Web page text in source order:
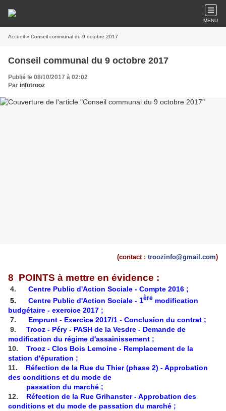
MENU
Accueil » Conseil communal du 9 octobre 2017
Conseil communal du 9 octobre 2017
Publié le 08/10/2017 à 02:02
Par infotrooz
(contact : troozinfo@gmail.com)
8 POINTS à mettre en évidence :
4. Centre Public d'Action Sociale - Compte 2016 ;
5.
Centre Public d'Action Sociale - 1ère modification
budgétaire - exercice 2017 ;
7. Emprunt - Exercice 2017/1 - Conclusion du contrat ;
9. Trooz - Péry - PASH de la Vesdre - Demande de
modification du régime d'assainissement ;
10.
Trooz - Clos Bois Lemoine - Remplacement de la
station d'épuration ;
11. Réfection de la Rue du Thier (phase 2) - Approbation
des conditions et du mode de
passation du marché ;
12. Réfection de la Rue Grihanster - Approbation des
conditions et du mode de passation du marché ;